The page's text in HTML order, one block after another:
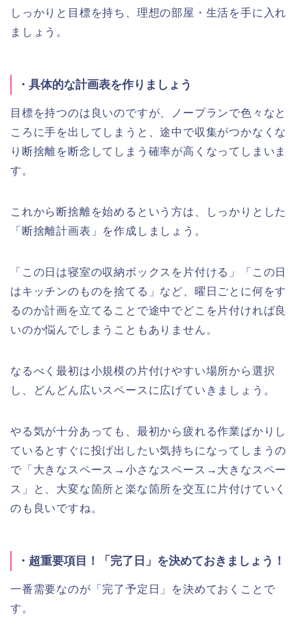
しっかりと目標を持ち、理想の部屋・生活を手に入れ
ましょう。
・具体的な計画表を作りましょう
目標を持つのは良いのですが、ノープランで色々なと
ころに手を出してしまうと、途中で収集がつかなくな
り断捨離を断念してしまう確率が高くなってしまいま
す。
これから断捨離を始めるという方は、しっかりとした
「断捨離計画表」を作成しましょう。
「この日は寝室の収納ボックスを片付ける」「この日
はキッチンのものを捨てる」など、曜日ごとに何をす
るのか計画を立てることで途中でどこを片付ければ良
いのか悩んでしまうこともありません。
なるべく最初は小規模の片付けやすい場所から選択
し、どんどん広いスペースに広げていきましょう。
やる気が十分あっても、最初から疲れる作業ばかりし
ているとすぐに投げ出したい気持ちになってしまうの
で「大きなスペース→小さなスペース→大きなスペー
ス」と、大変な箇所と楽な箇所を交互に片付けていく
のも良いですね。
・超重要項目！「完了日」を決めておきましょう！
一番需要なのが「完了予定日」を決めておくことで
す。